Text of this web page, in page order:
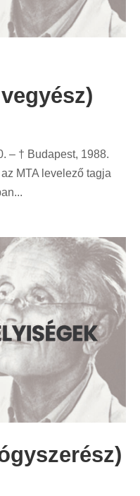
– † Budapest, 1988.
MTA levelező tagja